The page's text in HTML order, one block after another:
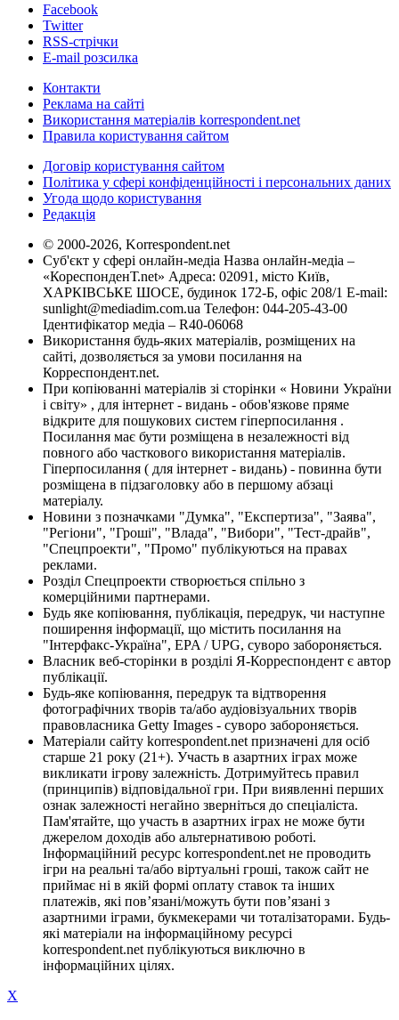
Facebook
Twitter
RSS-стрічки
E-mail розсилка
Контакти
Реклама на сайті
Використання матеріалів korrespondent.net
Правила користування сайтом
Договір користування сайтом
Політика у сфері конфіденційності і персональних даних
Угода щодо користування
Редакція
© 2000-2026, Korrespondent.net
Суб'єкт у сфері онлайн-медіа Назва онлайн-медіа –
«КореспонденТ.net» Адреса: 02091, місто Київ,
ХАРКІВСЬКЕ ШОСЕ, будинок 172-Б, офіс 208/1 E-mail:
sunlight@mediadim.com.ua Телефон: 044-205-43-00
Ідентифікатор медіа – R40-06068
Використання будь-яких матеріалів, розміщених на
сайті, дозволяється за умови посилання на
Корреспондент.net.
При копіюванні матеріалів зі сторінки « Новини України
і світу» , для інтернет - видань - обов'язкове пряме
відкрите для пошукових систем гіперпосилання .
Посилання має бути розміщена в незалежності від
повного або часткового використання матеріалів.
Гіперпосилання ( для інтернет - видань) - повинна бути
розміщена в підзаголовку або в першому абзаці
матеріалу.
Новини з позначками "Думка", "Експертиза", "Заява",
"Регіони", "Гроші", "Влада", "Вибори", "Тест-драйв",
"Спецпроекти", "Промо" публікуються на правах
реклами.
Розділ Спецпроекти створюється спільно з
комерційними партнерами.
Будь яке копіювання, публікація, передрук, чи наступне
поширення інформації, що містить посилання на
"Інтерфакс-Україна", EPA / UPG, суворо забороняється.
Власник веб-сторінки в розділі Я-Корреспондент є автор
публікації.
Будь-яке копіювання, передрук та відтворення
фотографічних творів та/або аудіовізуальних творів
правовласника Getty Images - суворо забороняється.
Матеріали сайту korrespondent.net призначені для осіб
старше 21 року (21+). Участь в азартних іграх може
викликати ігрову залежність. Дотримуйтесь правил
(принципів) відповідальної гри. При виявленні перших
ознак залежності негайно зверніться до спеціаліста.
Пам'ятайте, що участь в азартних іграх не може бути
джерелом доходів або альтернативою роботі.
Інформаційний ресурс korrespondent.net не проводить
ігри на реальні та/або віртуальні гроші, також сайт не
приймає ні в якій формі оплату ставок та інших
платежів, які пов’язані/можуть бути пов’язані з
азартними іграми, букмекерами чи тоталізаторами. Будь-
які матеріали на інформаційному ресурсі
korrespondent.net публікуються виключно в
інформаційних цілях.
X